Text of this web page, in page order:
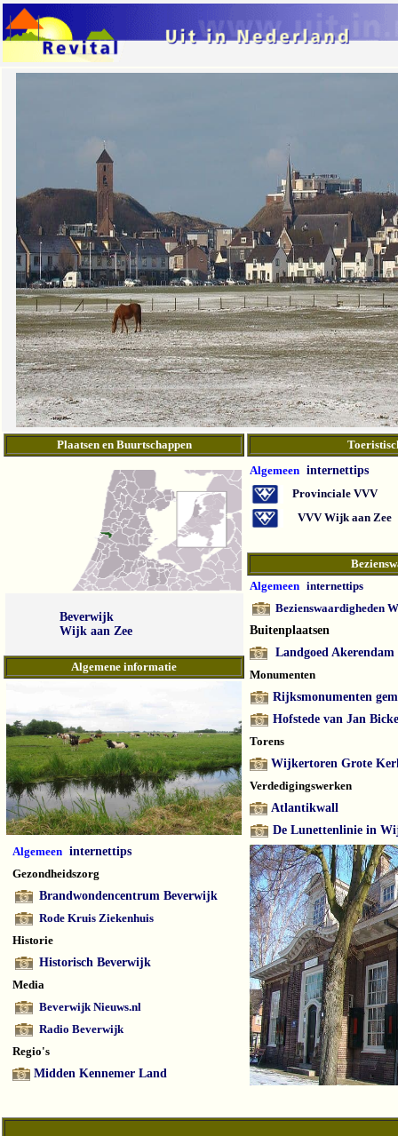
Plaatsen en Buurtschappen
Beverwijk
Wijk aan Zee
Algemene informatie
Algemeen internettips
Gezondheidszorg
Brandwondencentrum Beverwijk
Rode Kruis Ziekenhuis
Historie
Historisch Beverwijk
Media
Beverwijk Nieuws.nl
Radio Beverwijk
Regio's
Midden Kennemer Land
Algemeen internettips
Provinciale VVV
VVV Wijk aan Zee
Algemeen internettips
Bezienswaardigheden
Buitenplaatsen
Landgoed Akerendam
Monumenten
Rijksmonumenten
Hofstede van Jan
Torens
Wijkertoren Grote
Verdedigingswerken
Atlantikwall
De Lunettenlinie in